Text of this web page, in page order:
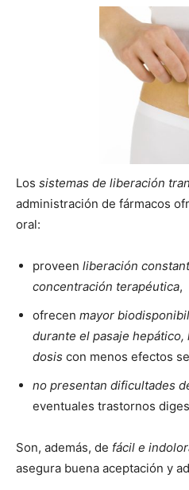
Los sistemas de liberación
administración de fármacos
oral:
proveen liberación
concentración terapéutica,
ofrecen mayor
durante el pasaje
dosis con menos efectos
no presentan dificultades
eventuales trastornos
Son, además, de fácil e
asegura buena aceptación y